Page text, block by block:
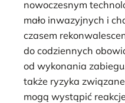
nowoczesnym
mało inwazyjnych i
czasem
do codziennych
od wykonania
także ryzyka
mogą wystąpić